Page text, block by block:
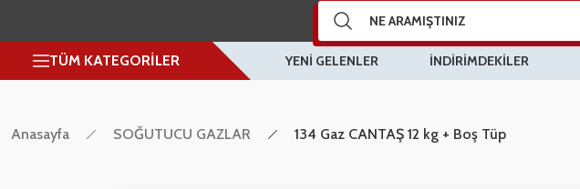
TÜM KATEGORİLER YENİ GELENLER İNDİRİMDEKİLER
Anasayfa SOĞUTUCU GAZLAR 134 Gaz CANTAŞ 12 kg + Boş Tüp